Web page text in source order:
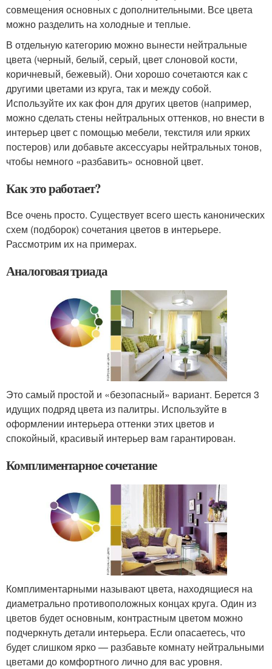
совмещения основных с дополнительными. Все цвета
можно разделить на холодные и теплые.
В отдельную категорию можно вынести нейтральные
цвета (черный, белый, серый, цвет слоновой кости,
коричневый, бежевый). Они хорошо сочетаются как с
другими цветами из круга, так и между собой.
Используйте их как фон для других цветов (например,
можно сделать стены нейтральных оттенков, но внести в
интерьер цвет с помощью мебели, текстиля или ярких
постеров) или добавьте аксессуары нейтральных тонов,
чтобы немного «разбавить» основной цвет.
Как это работает?
Все очень просто. Существует всего шесть канонических
схем (подборок) сочетания цветов в интерьере.
Рассмотрим их на примерах.
Аналоговая триада
Это самый простой и «безопасный» вариант. Берется 3
идущих подряд цвета из палитры. Используйте в
оформлении интерьера оттенки этих цветов и
спокойный, красивый интерьер вам гарантирован.
Комплиментарное сочетание
Комплиментарными называют цвета, находящиеся на
диаметрально противоположных концах круга. Один из
цветов будет основным, контрастным цветом можно
подчеркнуть детали интерьера. Если опасаетесь, что
будет слишком ярко — разбавьте комнату нейтральными
цветами до комфортного лично для вас уровня.